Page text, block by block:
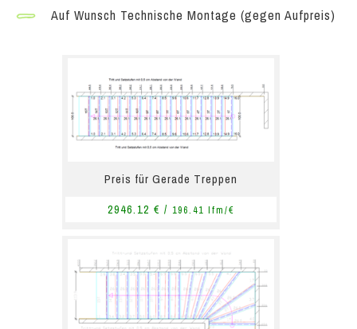
Auf Wunsch Technische Montage (gegen Aufpreis)
Preis für Gerade Treppen
2946.12 € / 196.41 lfm/€